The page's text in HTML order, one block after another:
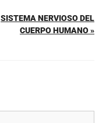
SISTEMA NERVIOSO DEL
CUERPO HUMANO »